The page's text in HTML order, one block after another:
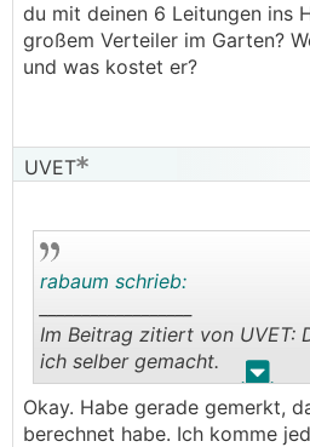
du mit deinen 6 Leitungen ins
großem Verteiler im Garten?
und was kostet er?
UVET
. .
rabaum schrieb:
Im Beitrag zitiert von UVET:
ich selber gemacht.
Ja, mich würde aber
Okay. Habe gerade gemerkt,
berechnet habe. Ich komme